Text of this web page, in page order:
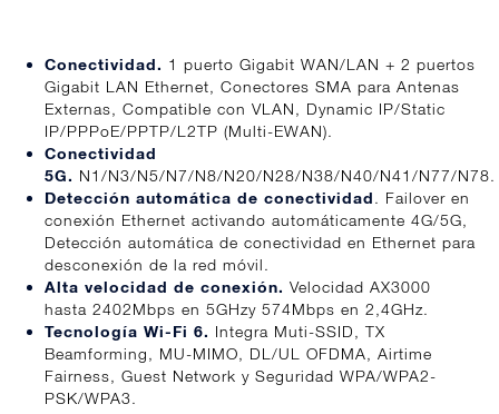
Conectividad. 1 puerto Gigabit WAN/LAN + 2 puertos
Gigabit LAN Ethernet, Conectores SMA para Antenas
Externas, Compatible con VLAN, Dynamic IP/Static
IP/PPPoE/PPTP/L2TP (Multi-EWAN).
Conectividad
5G. N1/N3/N5/N7/N8/N20/N28/N38/N40/N41/N77/N78.
Detección automática de conectividad. Failover en
conexión Ethernet activando automáticamente 4G/5G,
Detección automática de conectividad en Ethernet para
desconexión de la red móvil.
Alta velocidad de conexión. Velocidad AX3000
hasta 2402Mbps en 5GHzy 574Mbps en 2,4GHz.
Tecnología Wi-Fi 6. Integra Muti-SSID, TX
Beamforming, MU-MIMO, DL/UL OFDMA, Airtime
Fairness, Guest Network y Seguridad WPA/WPA2-
PSK/WPA3.